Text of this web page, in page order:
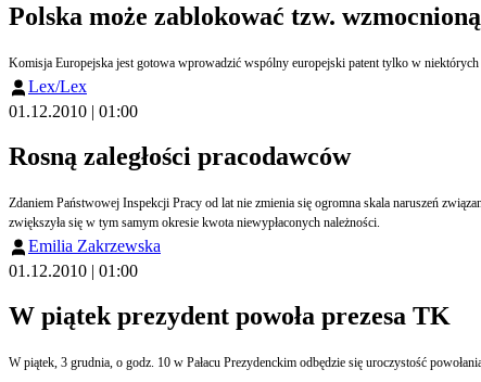
Polska może zablokować tzw.
Komisja Europejska jest gotowa wprowadzić wspólny europejski patent tylko w
Lex/Lex
01.12.2010 | 01:00
Rosną zaległości pracodawców
Zdaniem Państwowej Inspekcji Pracy od lat nie zmienia się ogromna skala naruszeń
zwiększyła się w tym samym okresie kwota niewypłaconych należności.
Emilia Zakrzewska
01.12.2010 | 01:00
W piątek prezydent powoła prezesa TK
W piątek, 3 grudnia, o godz. 10 w Pałacu Prezydenckim odbędzie się uroczystość